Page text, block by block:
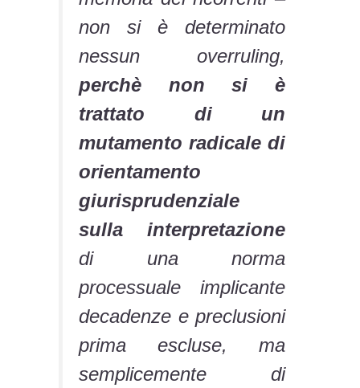
non si è determinato
nessun overruling,
perchè non si è
trattato di un
mutamento radicale di
orientamento
giurisprudenziale
sulla interpretazione
di una norma
processuale implicante
decadenze e preclusioni
prima escluse, ma
semplicemente di